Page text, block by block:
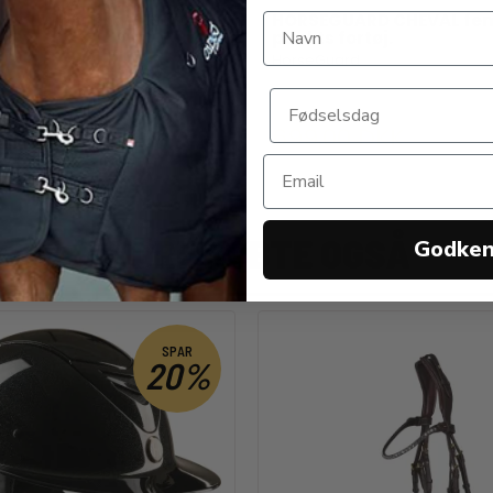
martingal. Sort
DKK
HORSEGUARD CHEVAL
punkts fortøj.
699,00 DKK
ANDRE KØBTE OGSÅ
SPAR
20%